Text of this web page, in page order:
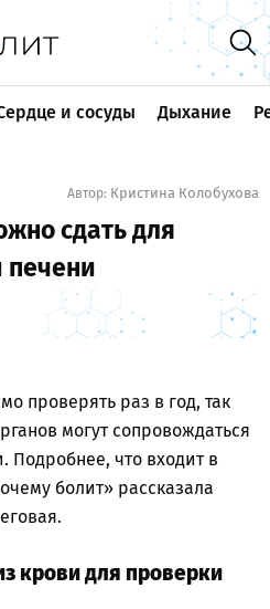
и сосуды Дыхание
Автор: Кристина Колобухова
сдать для
печени
проверять раз в год, так
могут сопровождаться
что входит в
болит» рассказала
крови для проверки